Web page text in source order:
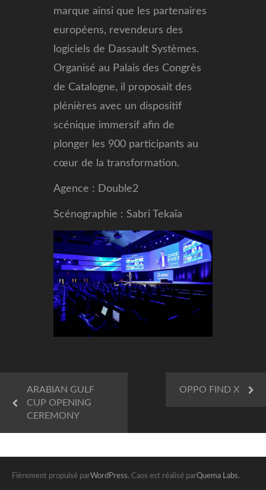
marque ainsi que les partenaires
européens, revendeurs des
logiciels de Dassault Systèmes.
Organisé au Palais des Congrès
de Catalogne, il proposait des
plénières avec un dispositif
scénique immersif afin de
plonger les 900 participants au
cœur de la transformation.
Agence : Double2
Scénographie : Sabri Tekaïa
ARABIAN GULF
CUP OPENING
CEREMONY
OPPO FIND X
Fièrement propulsé parWordPress. Caos est réalisé parQuema Labs.